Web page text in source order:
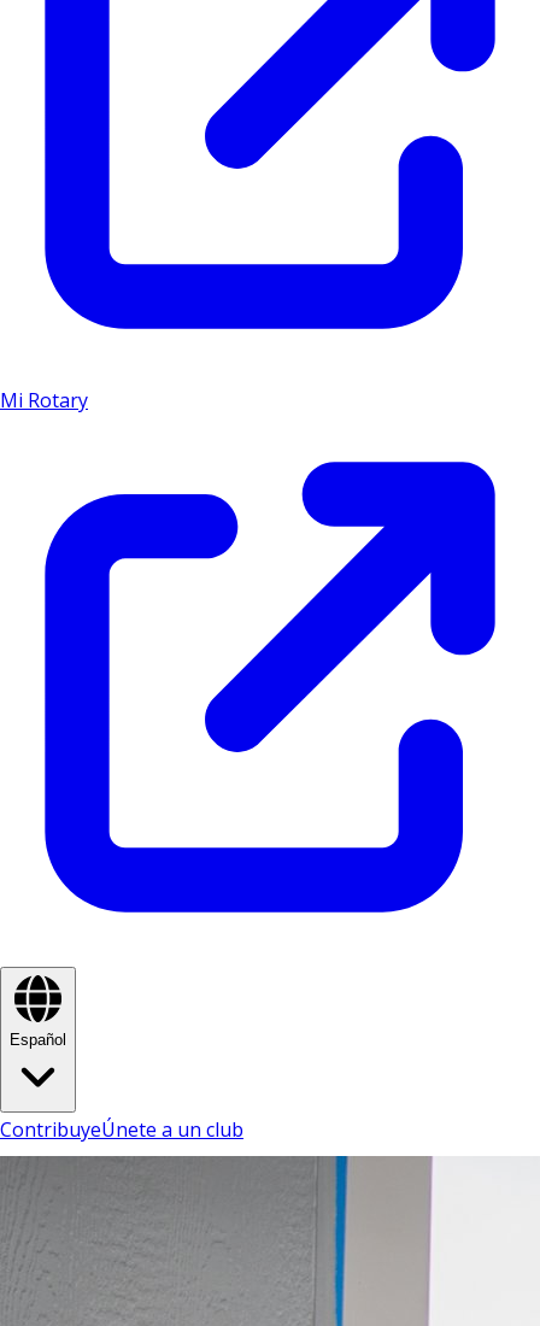
Mi Rotary
Español
ContribuyeÚnete a un club